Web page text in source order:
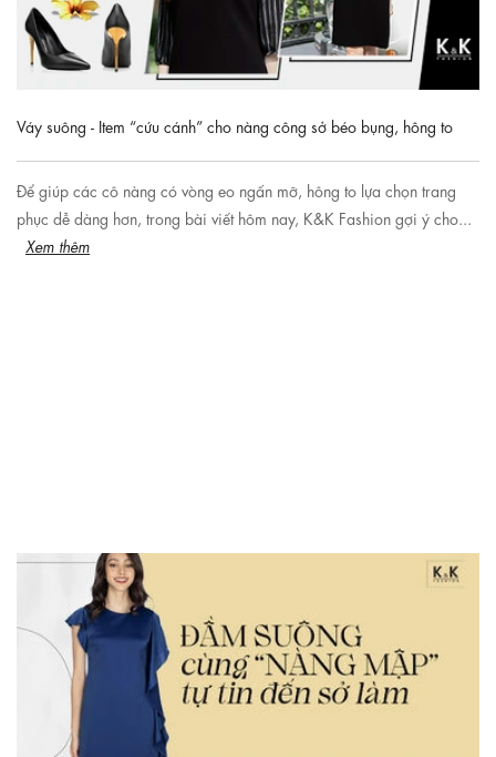
Váy suông - Item “cứu cánh” cho nàng công sở béo bụng, hông to
Để giúp các cô nàng có vòng eo ngấn mỡ, hông to lựa chọn trang
phục dễ dàng hơn, trong bài viết hôm nay, K&K Fashion gợi ý cho...
Xem thêm